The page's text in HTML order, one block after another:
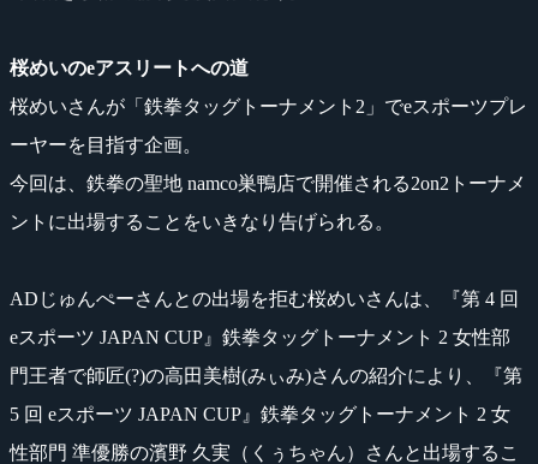
桜めいのeアスリートへの道
桜めいさんが「鉄拳タッグトーナメント2」でeスポーツプレ
ーヤーを目指す企画。
今回は、鉄拳の聖地 namco巣鴨店で開催される2on2トーナメ
ントに出場することをいきなり告げられる。
ADじゅんぺーさんとの出場を拒む桜めいさんは、『第 4 回
eスポーツ JAPAN CUP』鉄拳タッグトーナメント 2 女性部
門王者で師匠(?)の高田美樹(みぃみ)さんの紹介により、『第
5 回 eスポーツ JAPAN CUP』鉄拳タッグトーナメント 2 女
性部門 準優勝の濱野 久実（くぅちゃん）さんと出場するこ